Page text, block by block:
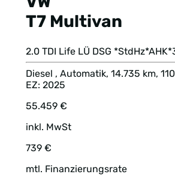
T7 Multivan
2.0 TDI Life LÜ DSG
Diesel , Automatik, 14.735 km, 110
EZ: 2025
55.459 €
inkl. MwSt
739 €
mtl. Finanzierungsrate